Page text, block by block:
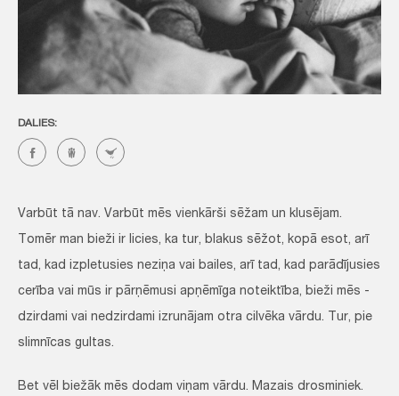
DALIES:
Varbūt tā nav. Varbūt mēs vienkārši sēžam un klusējam.
Tomēr man bieži ir licies, ka tur, blakus sēžot, kopā esot, arī
tad, kad izpletusies neziņa vai bailes, arī tad, kad parādījusies
cerība vai mūs ir pārņēmusi apņēmīga noteiktība, bieži mēs -
dzirdami vai nedzirdami izrunājam otra cilvēka vārdu. Tur, pie
slimnīcas gultas.
Bet vēl biežāk mēs dodam viņam vārdu. Mazais drosminiek.